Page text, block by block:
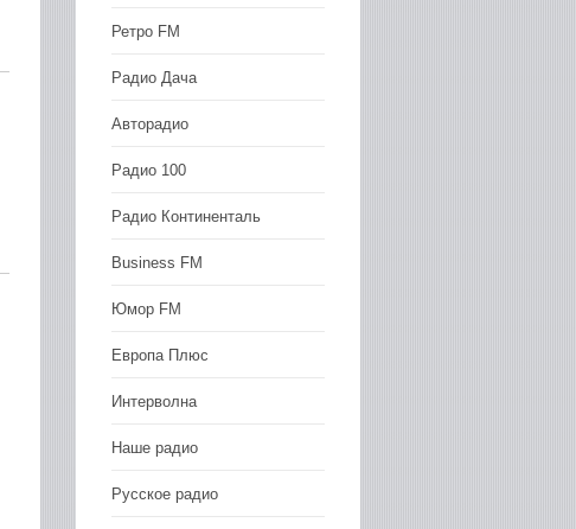
Ретро FM
Радио Дача
Авторадио
Радио 100
Радио Континенталь
Business FM
Юмор FM
Европа Плюс
Интерволна
Наше радио
Русское радио